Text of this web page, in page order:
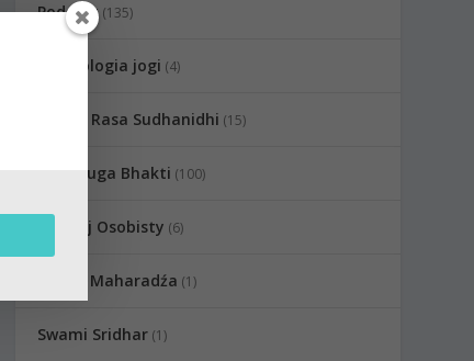
Podcast(135)
Psychologia jogi (4)
Radha Rasa Sudhanidhi (15)
Raganuga Bhakti (100)
Rozwój Osobisty (6)
Sadhu Maharadźa (1)
Swami Sridhar(1)